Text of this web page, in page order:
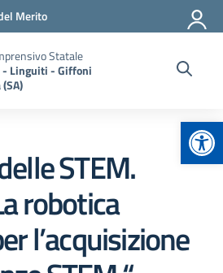
Merito
Statale
- Linguiti - Giffoni
STEM.
robotica
l’acquisizione